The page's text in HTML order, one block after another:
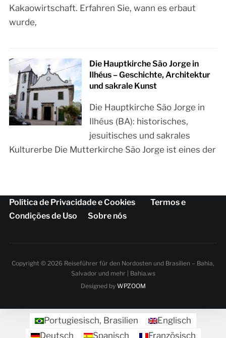
Kakaowirtschaft. Erfahren Sie, wann es erbaut
wurde,
Die Hauptkirche São Jorge in
Ilhéus – Geschichte, Architektur
und sakrale Kunst
Die Hauptkirche São Jorge in
Ilhéus (BA): historisches,
jesuitisches und sakrales
Kulturerbe Die Mutterkirche São Jorge ist eines der
Política de Privacidade e Cookies
Termos e
Condições de Uso
Sobre nós
Copyright © 2026 Reiseführer für den Nordosten und Brasilien – Bahia,
Salvador und mehr | Bahia.ws
Designed by WPZOOM
Portugiesisch, Brasilien
Englisch
Deutsch
Spanisch Französisch